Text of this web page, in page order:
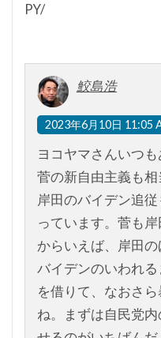
PY/
鮫島浩
2023年6月10日 11:05
ヨコヤマさんいつも
菅の新自由主義も
岸田のバイデン追
っています。菅も
からいえば、岸田の
バイデンのいわれ
を借りて、なおさ
ね。まずは自民党